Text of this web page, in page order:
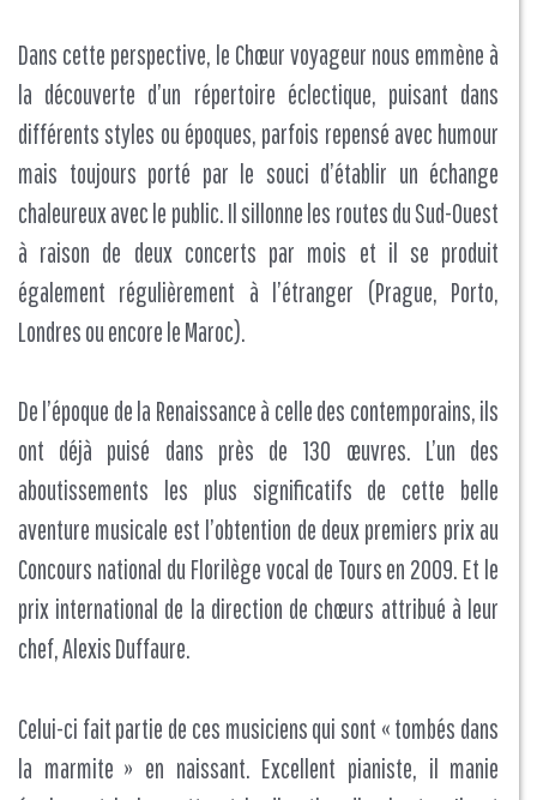
Dans cette perspective, le Chœur voyageur nous emmène à
la découverte d’un répertoire éclectique, puisant dans
différents styles ou époques, parfois repensé avec humour
mais toujours porté par le souci d’établir un échange
chaleureux avec le public. Il sillonne les routes du Sud-Ouest
à raison de deux concerts par mois et il se produit
également régulièrement à l’étranger (Prague, Porto,
Londres ou encore le Maroc).
De l’époque de la Renaissance à celle des contemporains, ils
ont déjà puisé dans près de 130 œuvres. L’un des
aboutissements les plus significatifs de cette belle
aventure musicale est l’obtention de deux premiers prix au
Concours national du Florilège vocal de Tours en 2009. Et le
prix international de la direction de chœurs attribué à leur
chef, Alexis Duffaure.
Celui-ci fait partie de ces musiciens qui sont « tombés dans
la marmite » en naissant. Excellent pianiste, il manie